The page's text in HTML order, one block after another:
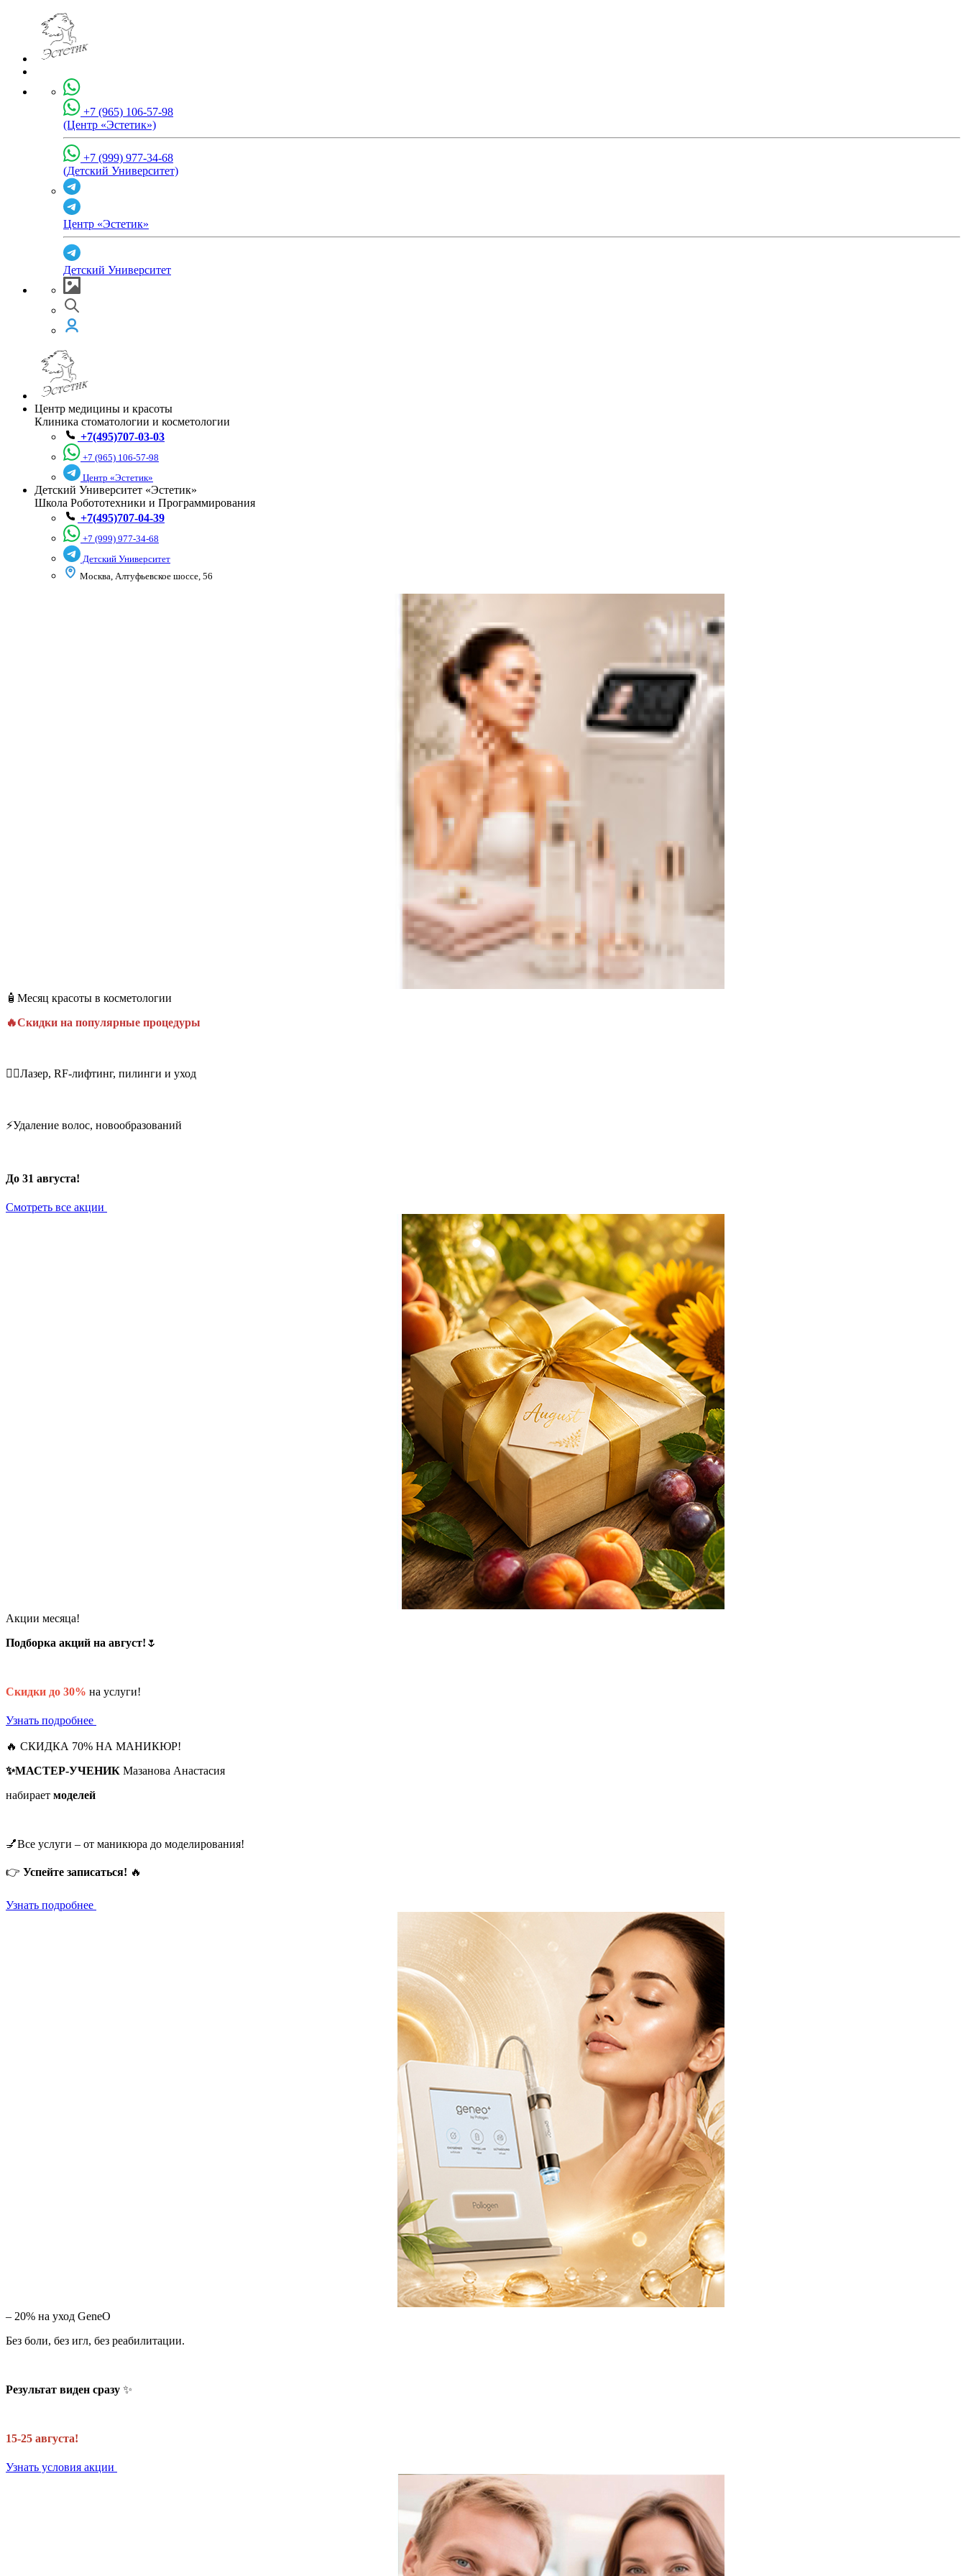
+7 (965) 106-57-98
(Центр «Эстетик»)
+7 (999) 977-34-68
(Детский Университет)
Центр «Эстетик»
Детский Университет
Центр медицины и красоты
Клиника стоматологии и косметологии
+7(495)707-03-03
+7 (965) 106-57-98
Центр «Эстетик»
Детский Университет «Эстетик»
Школа Робототехники и Программирования
+7(495)707-04-39
+7 (999) 977-34-68
Детский Университет
Москва, Алтуфьевское шоссе, 56
🧴Месяц красоты в косметологии
🔥Скидки на популярные процедуры
💆‍♀️Лазер, RF-лифтинг, пилинги и уход
⚡Удаление волос, новообразований
До 31 августа!
Смотреть все акции
Акции месяца!
Подборка акций на август! 🌷
Скидки до 30% на услуги!
Узнать подробнее
🔥 СКИДКА 70% НА МАНИКЮР!
✨МАСТЕР-УЧЕНИК Мазанова Анастасия
набирает моделей
💅Все услуги – от маникюра до моделирования!
👉 Успейте записаться! 🔥
Узнать подробнее
– 20% на уход GeneO
Без боли, без игл, без реабилитации.
Результат виден сразу ✨
15-25 августа!
Узнать условия акции